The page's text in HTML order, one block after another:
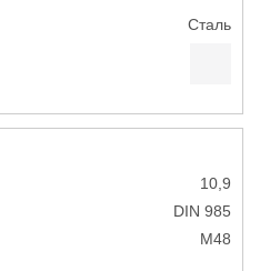
Сталь
10,9
DIN 985
М48